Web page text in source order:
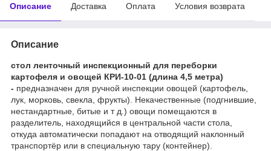
Описание Доставка Оплата Условия возврата
Описание
стол ленточный инспекционный для переборки
картофеля и овощей КРИ-10-01 (длина 4,5 метра)
- предназначен для ручной инспекции овощей (картофель,
лук, морковь, свекла, фрукты). Некачественные (подгнившие,
нестандартные, битые и т д.) овощи помещаются в
разделитель, находящийся в центральной части стола,
откуда автоматически попадают на отводящий наклонный
транспортёр или в специальную тару (контейнер).